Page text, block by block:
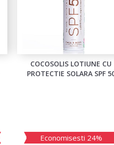
COCOSOLIS LOTIUNE CU
PROTECTIE SOLARA SPF
Economisesti 24%